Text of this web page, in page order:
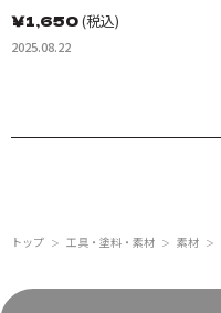
(0.36mm) 長さ12インチ
(300mm)(1本入り)
￥1,650(税込)
2025.08.22
トップ ＞ 工具・塗料・素材 ＞ 素材 ＞